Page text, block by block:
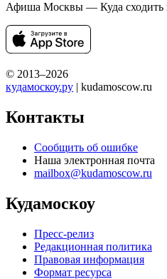
Афиша Москвы — Куда сходить
© 2013–2026
кудамоскоу.ру | kudamoscow.ru
Контакты
Сообщить об ошибке
Наша электронная почта
mailbox@kudamoscow.ru
Кудамоскоу
Пресс-релиз
Редакционная политика
Правовая информация
Формат ресурса